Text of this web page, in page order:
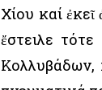
Χίου καί
ἔστειλε
Κολλυβάδων,